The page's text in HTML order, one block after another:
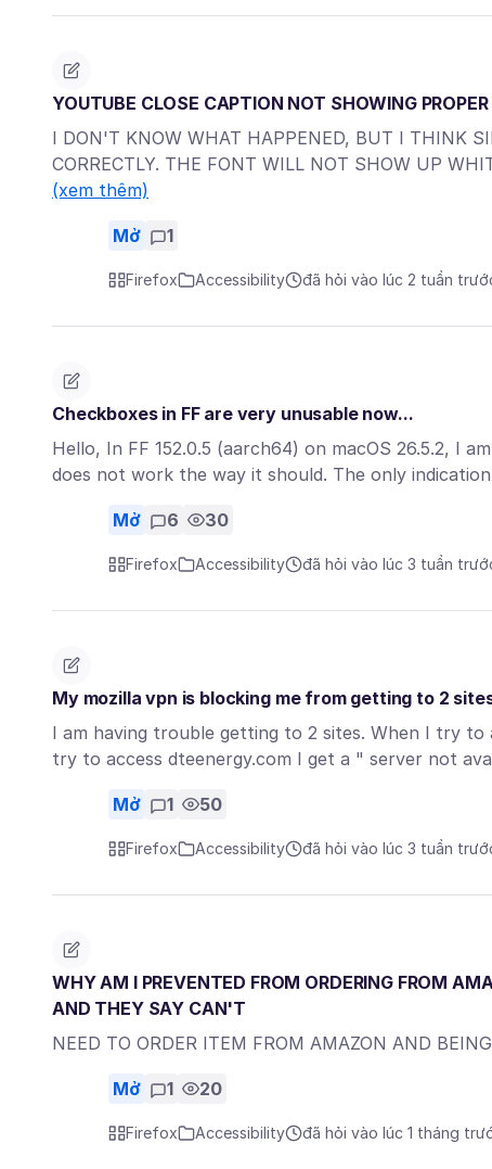
YOUTUBE CLOSE CAPTION NOT SHOWING
I DON'T KNOW WHAT HAPPENED, BUT I THINK
CORRECTLY. THE FONT WILL NOT SHOW UP
(xem thêm)
Mở 1
Firefox Accessibility đã hỏi vào lúc 2 tuần
Checkboxes in FF are very unusable now...
Hello, In FF 152.0.5 (aarch64) on macOS 26.5.2, I
does not work the way it should. The only
Mở 6 30
Firefox Accessibility đã hỏi vào lúc 3 tuần
My mozilla vpn is blocking me from getting to 2
I am having trouble getting to 2 sites. When I try to
try to access dteenergy.com I get a " server not
Mở 1 50
Firefox Accessibility đã hỏi vào lúc 3 tuần
WHY AM I PREVENTED FROM ORDERING FROM
AND THEY SAY CAN'T
NEED TO ORDER ITEM FROM AMAZON AND
Mở 1 20
Firefox Accessibility đã hỏi vào lúc 1 tháng